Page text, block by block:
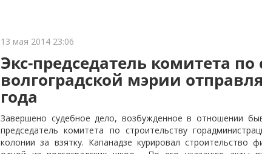
13 мая 2014 23:06
Экс-председатель комитета по
волгоградской мэрии
года
Завершено судебное дело, возбужденное в отношении
председатель комитета по строительству
колонии за взятку. Капанадзе курировал строительство